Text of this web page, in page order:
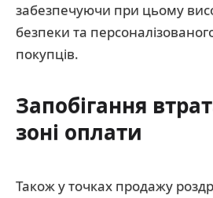
забезпечуючи при цьому
безпеки та
покупців.
Запобігання
зоні оплати
Також у точках продажу